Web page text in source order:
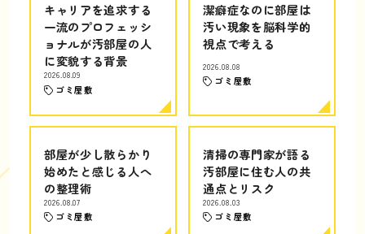
キャリアを追求する
一流のプロフェッシ
ョナルが汚部屋の人
に変貌する背景
2026.08.09
ゴミ屋敷
潔癖症なのに部屋は
汚い現象を脳科学的
視点で考える
2026.08.08
ゴミ屋敷
部屋が少し散らかり
始めたと感じる人へ
の整理術
2026.08.07
ゴミ屋敷
清掃の専門家が語る
汚部屋に住む人の共
通点とリスク
2026.08.03
ゴミ屋敷